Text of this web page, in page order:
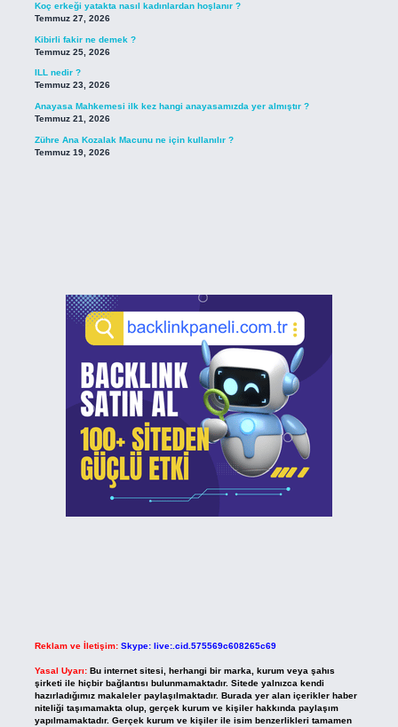
Koç erkeği yatakta nasıl kadınlardan hoşlanır ?
Temmuz 27, 2026
Kibirli fakir ne demek ?
Temmuz 25, 2026
ILL nedir ?
Temmuz 23, 2026
Anayasa Mahkemesi ilk kez hangi anayasamızda yer almıştır ?
Temmuz 21, 2026
Zühre Ana Kozalak Macunu ne için kullanılır ?
Temmuz 19, 2026
Reklam ve İletişim: Skype: live:.cid.575569c608265c69
Yasal Uyarı: Bu internet sitesi, herhangi bir marka, kurum veya şahıs
şirketi ile hiçbir bağlantısı bulunmamaktadır. Sitede yalnızca kendi
hazırladığımız makaleler paylaşılmaktadır. Burada yer alan içerikler haber
niteliği taşımamakta olup, gerçek kurum ve kişiler hakkında paylaşım
yapılmamaktadır. Gerçek kurum ve kişiler ile isim benzerlikleri tamamen